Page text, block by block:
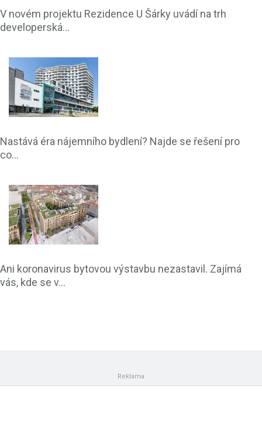
V novém projektu Rezidence U Šárky uvádí na trh
developerská...
Nastává éra nájemního bydlení? Najde se řešení pro
co...
Ani koronavirus bytovou výstavbu nezastavil. Zajímá
vás, kde se v...